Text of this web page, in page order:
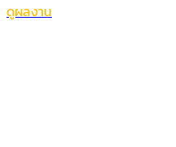
ดูผลงาน